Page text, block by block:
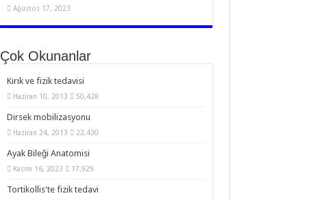
Ağustos 17, 2023
Çok Okunanlar
Kırık ve fizik tedavisi
Haziran 10, 2013 50,428
Dirsek mobilizasyonu
Haziran 24, 2013 22,430
Ayak Bileği Anatomisi
Kasım 16, 2023 17,929
Tortikollis'te fizik tedavi